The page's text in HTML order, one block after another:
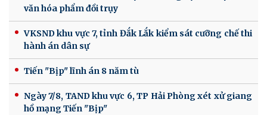
văn hóa phẩm đồi trụy
VKSND khu vực 7, tỉnh Đắk Lắk kiểm sát cưỡng chế thi
hành án dân sự
Tiến "Bịp" lĩnh án 8 năm tù
Ngày 7/8, TAND khu vực 6, TP Hải Phòng xét xử giang
hồ mạng Tiến "Bịp"